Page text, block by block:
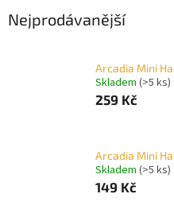
Nejprodávanější
Arcadia Mini
Skladem (>5 ks)
259 Kč
Arcadia Mini
Skladem (>5 ks)
149 Kč